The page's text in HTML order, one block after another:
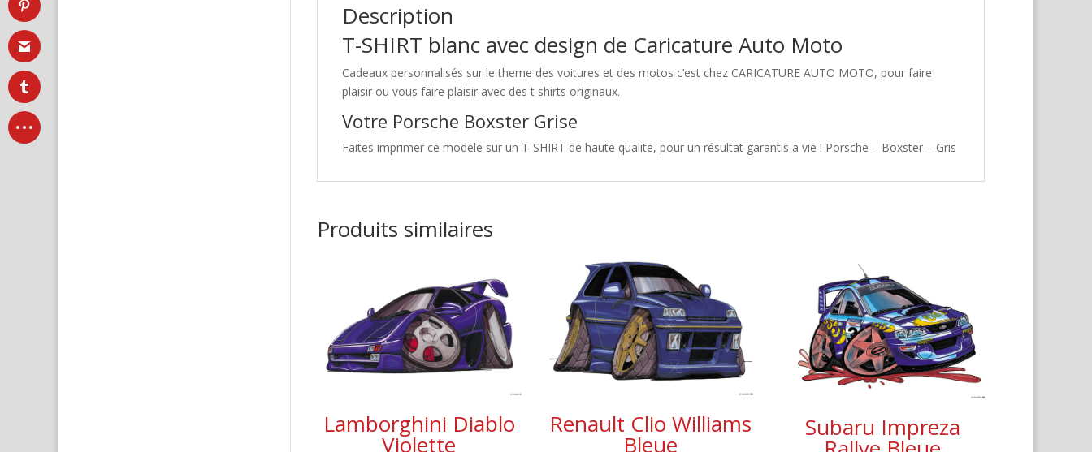
Description
T-SHIRT blanc avec design de Caricature Auto Moto
Cadeaux personnalisés sur le theme des voitures et des motos c’est chez CARICATURE AUTO MOTO, pour faire
plaisir ou vous faire plaisir avec des t shirts originaux.
Votre Porsche Boxster Grise
Faites imprimer ce modele sur un T-SHIRT de haute qualite, pour un résultat garantis a vie ! Porsche – Boxster – Gris
Produits similaires
Lamborghini Diablo
Violette
Renault Clio Williams
Bleue
Subaru Impreza